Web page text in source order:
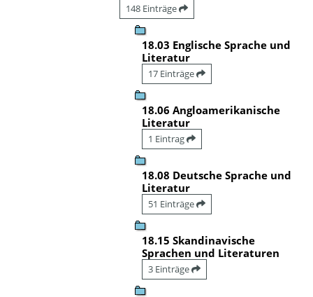
148 Einträge
18.03 Englische Sprache und
Literatur
17 Einträge
18.06 Angloamerikanische
Literatur
1 Eintrag
18.08 Deutsche Sprache und
Literatur
51 Einträge
18.15 Skandinavische
Sprachen und Literaturen
3 Einträge